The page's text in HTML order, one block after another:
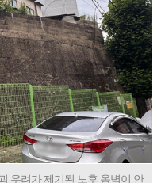
우려가 제기된 노후 옹벽이 안